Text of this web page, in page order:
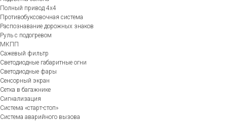
Полный привод 4х4
Противобуксовочная система
Распознавание дорожных знаков
Руль с подогревом
МКПП
Сажевый фильтр
Светодиодные габаритные огни
Светодиодные фары
Сенсорный экран
Сетка в багажнике
Сигнализация
Система «старт-стоп»
Система аварийного вызова